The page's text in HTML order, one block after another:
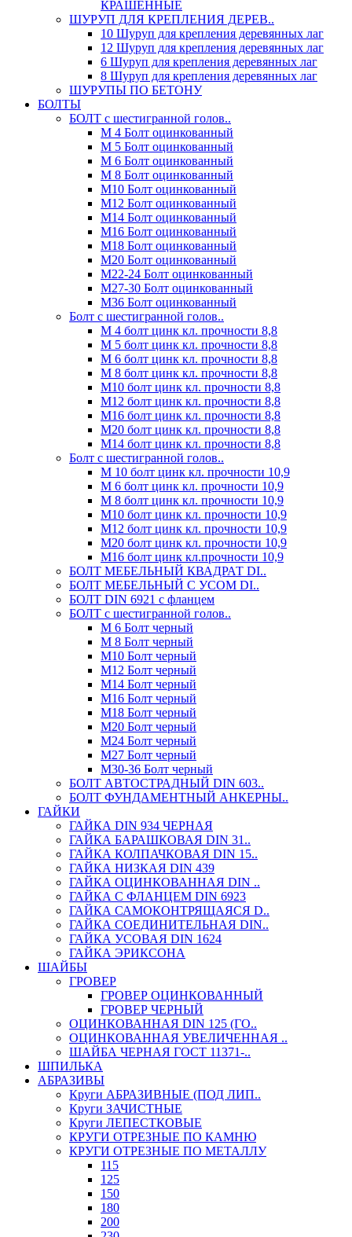
КРАШЕННЫЕ
ШУРУП ДЛЯ КРЕПЛЕНИЯ ДЕРЕВ..
10 Шуруп для крепления деревянных лаг
12 Шуруп для крепления деревянных лаг
6 Шуруп для крепления деревянных лаг
8 Шуруп для крепления деревянных лаг
ШУРУПЫ ПО БЕТОНУ
БОЛТЫ
БОЛТ с шестигранной голов..
М 4 Болт оцинкованный
М 5 Болт оцинкованный
М 6 Болт оцинкованный
М 8 Болт оцинкованный
М10 Болт оцинкованный
М12 Болт оцинкованный
М14 Болт оцинкованный
М16 Болт оцинкованный
М18 Болт оцинкованный
М20 Болт оцинкованный
М22-24 Болт оцинкованный
М27-30 Болт оцинкованный
М36 Болт оцинкованный
Болт с шестигранной голов..
М 4 болт цинк кл. прочности 8,8
М 5 болт цинк кл. прочности 8,8
М 6 болт цинк кл. прочности 8,8
М 8 болт цинк кл. прочности 8,8
М10 болт цинк кл. прочности 8,8
М12 болт цинк кл. прочности 8,8
М16 болт цинк кл. прочности 8,8
М20 болт цинк кл. прочности 8,8
М14 болт цинк кл. прочности 8,8
Болт с шестигранной голов..
М 10 болт цинк кл. прочности 10,9
М 6 болт цинк кл. прочности 10,9
М 8 болт цинк кл. прочности 10,9
М10 болт цинк кл. прочности 10,9
М12 болт цинк кл. прочности 10,9
М20 болт цинк кл. прочности 10,9
М16 болт цинк кл.прочности 10,9
БОЛТ МЕБЕЛЬНЫЙ КВАДРАТ DI..
БОЛТ МЕБЕЛЬНЫЙ С УСОМ DI..
БОЛТ DIN 6921 c фланцем
БОЛТ с шестигранной голов..
М 6 Болт черный
М 8 Болт черный
М10 Болт черный
М12 Болт черный
М14 Болт черный
М16 Болт черный
М18 Болт черный
М20 Болт черный
М24 Болт черный
М27 Болт черный
М30-36 Болт черный
БОЛТ АВТОСТРАДНЫЙ DIN 603..
БОЛТ ФУНДАМЕНТНЫЙ АНКЕРНЫ..
ГАЙКИ
ГАЙКА DIN 934 ЧЕРНАЯ
ГАЙКА БАРАШКОВАЯ DIN 31..
ГАЙКА КОЛПАЧКОВАЯ DIN 15..
ГАЙКА НИЗКАЯ DIN 439
ГАЙКА ОЦИНКОВАННАЯ DIN ..
ГАЙКА С ФЛАНЦЕМ DIN 6923
ГАЙКА САМОКОНТРЯЩАЯСЯ D..
ГАЙКА СОЕДИНИТЕЛЬНАЯ DIN..
ГАЙКА УСОВАЯ DIN 1624
ГАЙКА ЭРИКСОНА
ШАЙБЫ
ГРОВЕР
ГРОВЕР ОЦИНКОВАННЫЙ
ГРОВЕР ЧЕРНЫЙ
ОЦИНКОВАННАЯ DIN 125 (ГО..
ОЦИНКОВАННАЯ УВЕЛИЧЕННАЯ ..
ШАЙБА ЧЕРНАЯ ГОСТ 11371-..
ШПИЛЬКА
АБРАЗИВЫ
Круги АБРАЗИВНЫЕ (ПОД ЛИП..
Круги ЗАЧИСТНЫЕ
Круги ЛЕПЕСТКОВЫЕ
КРУГИ ОТРЕЗНЫЕ ПО КАМНЮ
КРУГИ ОТРЕЗНЫЕ ПО МЕТАЛЛУ
115
125
150
180
200